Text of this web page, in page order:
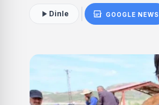
Dinle GOOGLE NEWS